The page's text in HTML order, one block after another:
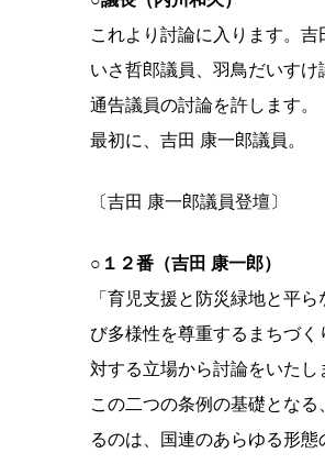
これより討論に入ります。
いさ哲郎議員、羽鳥だいす
通告議員の討論を許します。
最初に、吉田 康一郎議員。
〔吉田 康一郎議員登壇〕
○１２番（吉田 康一郎）
「育児支援と防災緑地と平
び多様性を尊重するまちづ
対する立場から討論をいたし
この二つの条例の基礎とな
るのは、国連のあらゆる形